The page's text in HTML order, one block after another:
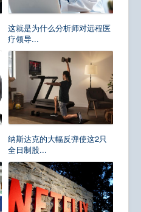
这就是为什么分析师对远程医
疗领导...
纳斯达克的大幅反弹使这2只
全日制股...